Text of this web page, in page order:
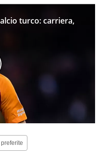
turco: carriera,
preferite